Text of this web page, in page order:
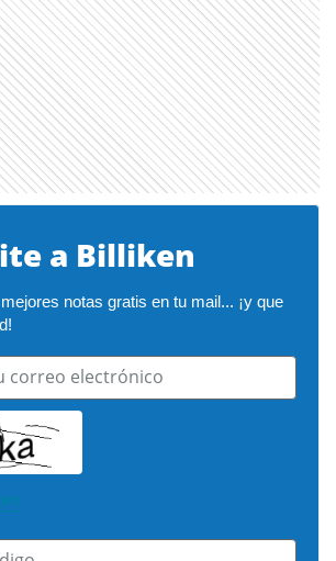
a Billiken
notas gratis en tu mail... ¡y que
correo electrónico